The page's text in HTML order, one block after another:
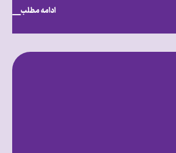
ادامه مطلب